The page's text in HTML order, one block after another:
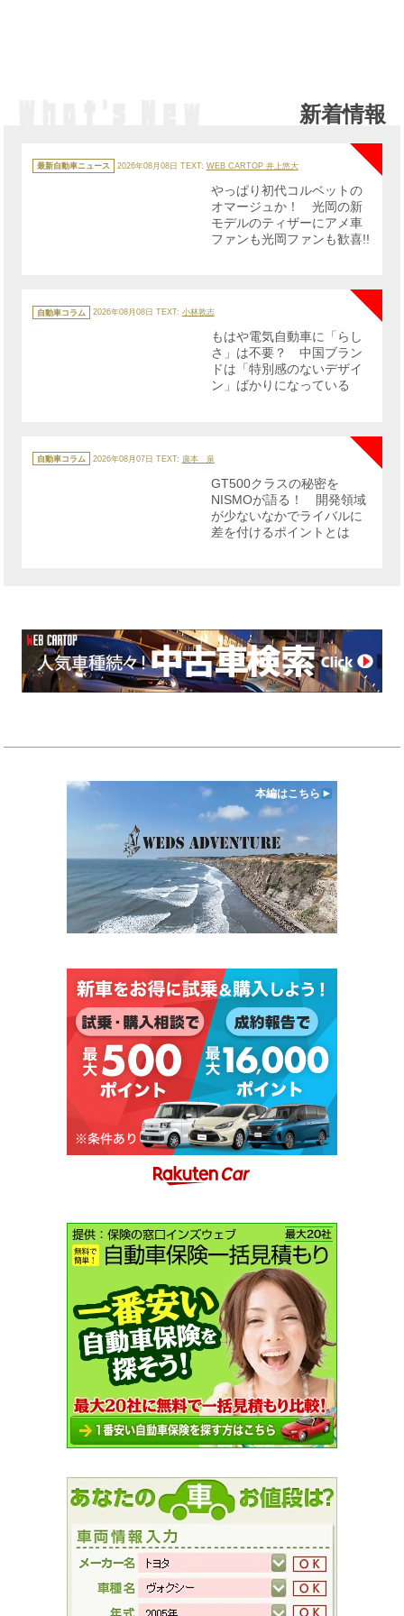
新着情報
テ
ゴ
最新自動車ニュース 2026年08月08日 TEXT: WEB CARTOP 井上悠大
NEW
やっぱり初代コルベットの
オマージュか！ 光岡の新
モデルのティザーにアメ車
ファンも光岡ファンも歓喜!!
テ
ゴ
自動車コラム 2026年08月08日 TEXT: 小林敦志
もはや電気自動車に「らし
さ」は不要？ 中国ブラン
ドは「特別感のないデザイ
ン」ばかりになっている
テ
ゴ
自動車コラム 2026年08月07日 TEXT: 廣本 泉
GT500クラスの秘密を
NISMOが語る！ 開発領域
が少ないなかでライバルに
差を付けるポイントとは
本編はこちら